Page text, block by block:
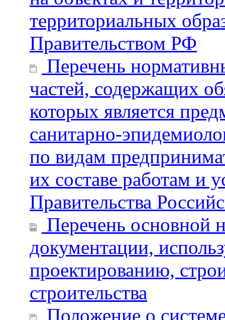
территориальных
Правительством РФ
Перечень
частей, содержащих
которых является
санитарно-
по видам
их составе работам и
Правительства
Перечень основной
документации,
проектированию,
строительства
Положение о